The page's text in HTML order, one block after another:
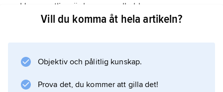
Hos samtliga är korgens alla blommor
tunglika. Släktet
småväxthet och en bladlös, upptill starkt
korgarna. Släktet
Vill du komma åt hela artikeln?
Objektiv och pålitlig kunskap.
Prova det, du kommer att gilla det!